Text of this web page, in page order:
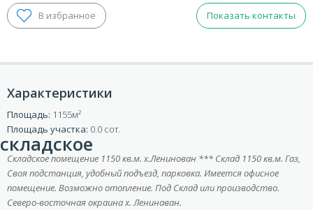
ВХОД ДЛЯ КЛИЕНТОВ
Показать контакты
Характеристики
Площадь: 1155
Площадь участка: 0.0 сот.
складское
Складское помещение 1150 кв.м. х.Ленинован *** Склад 1150 кв.м. Газ,
Своя подстанция, удобный подъезд, парковка. Имеется офисное
помещение. Возможно отопление. Под Склад или производство.
Северо-восточная окраина х. Ленинаван.